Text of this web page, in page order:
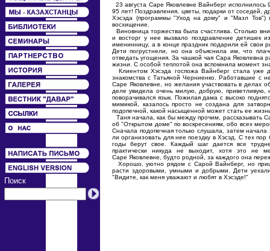
Поиск
23 августа Саре Яковлевне Вайнберг
95 лет! Поздравления, цветы, подарки от соседей,
Хэсэда (программы "Уход на дому" и "Мазл Тов")
восхищение.
Виновница торжества была счастлива. Столько
и восторг у нее вызвало поздравление детишек
именинницу, а в конце праздник подарили ей свои
Дети погрустнели, но она объяснила им, что
отведать угощения. За чашкой чая Сара Яковлевна
жизни. С особой теплотой она вспомнила момент
Клиентом Хэсэда госпожа Вайнберг стала уже
знакомства с Татьяной Черниенко. Работавшие с
Саре Яковлевне, но желания участвовать в
деле увидела очень милую, добрую, приветливую,
поворачивался язык. Пожилая дама с высоко
мимикой, казалось просто не создана для
подопечной, какой насыщенной может стать ее
Таня начала, как бы между прочим, рассказывать
об "Открытом доме" по воскресениям, обо всех
Сначала подопечная только слушала, затем
ли организовать для нее поездку в Хэсэд. С тех
годы берут свое. Каждый шаг дается все
практически никуда не выходит, хотя это
Саре Яковлевне, будто родной, за каждого она
Хорошо, уютно рядом с Сарой Вайнберг, но
расти здоровыми, умными и добрыми. Дети
"Видите, как меня уважают и любят в Хэсэде!"